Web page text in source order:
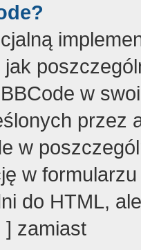
w
przez
w
w
do HTML,
] zamiast